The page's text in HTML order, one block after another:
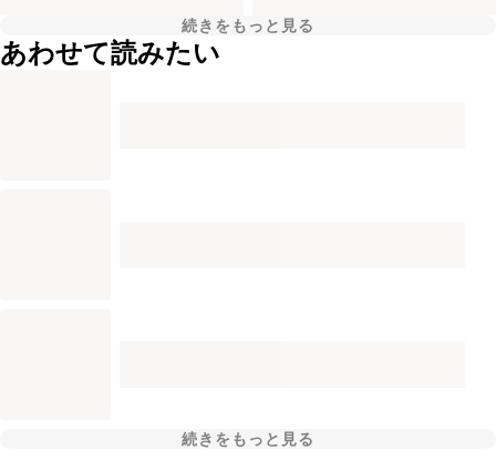
続きをもっと見る
あわせて読みたい
続きをもっと見る